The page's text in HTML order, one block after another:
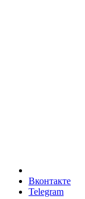
Вконтакте
Telegram